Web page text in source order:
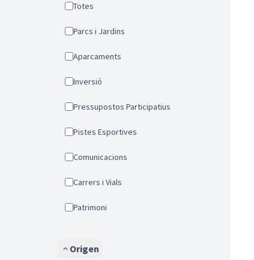
Totes
Parcs i Jardins
Aparcaments
Inversió
Pressupostos Participatius
Pistes Esportives
Comunicacions
Carrers i Vials
Patrimoni
Origen